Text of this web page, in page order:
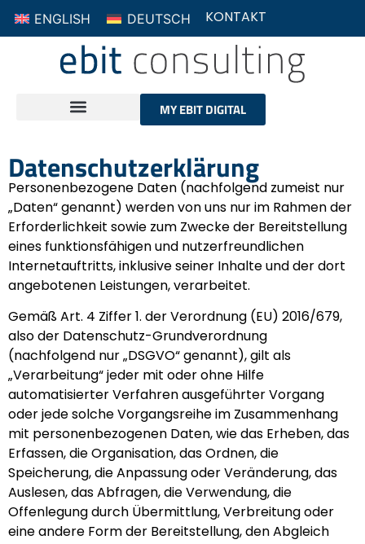
KONTAKT
ENGLISH DEUTSCH
MY EBIT DIGITAL
Datenschutzerklärung
Personenbezogene Daten (nachfolgend zumeist nur
„Daten“ genannt) werden von uns nur im Rahmen der
Erforderlichkeit sowie zum Zwecke der Bereitstellung
eines funktionsfähigen und nutzerfreundlichen
Internetauftritts, inklusive seiner Inhalte und der dort
angebotenen Leistungen, verarbeitet.
Gemäß Art. 4 Ziffer 1. der Verordnung (EU) 2016/679,
also der Datenschutz-Grundverordnung
(nachfolgend nur „DSGVO“ genannt), gilt als
„Verarbeitung“ jeder mit oder ohne Hilfe
automatisierter Verfahren ausgeführter Vorgang
oder jede solche Vorgangsreihe im Zusammenhang
mit personenbezogenen Daten, wie das Erheben, das
Erfassen, die Organisation, das Ordnen, die
Speicherung, die Anpassung oder Veränderung, das
Auslesen, das Abfragen, die Verwendung, die
Offenlegung durch Übermittlung, Verbreitung oder
eine andere Form der Bereitstellung, den Abgleich